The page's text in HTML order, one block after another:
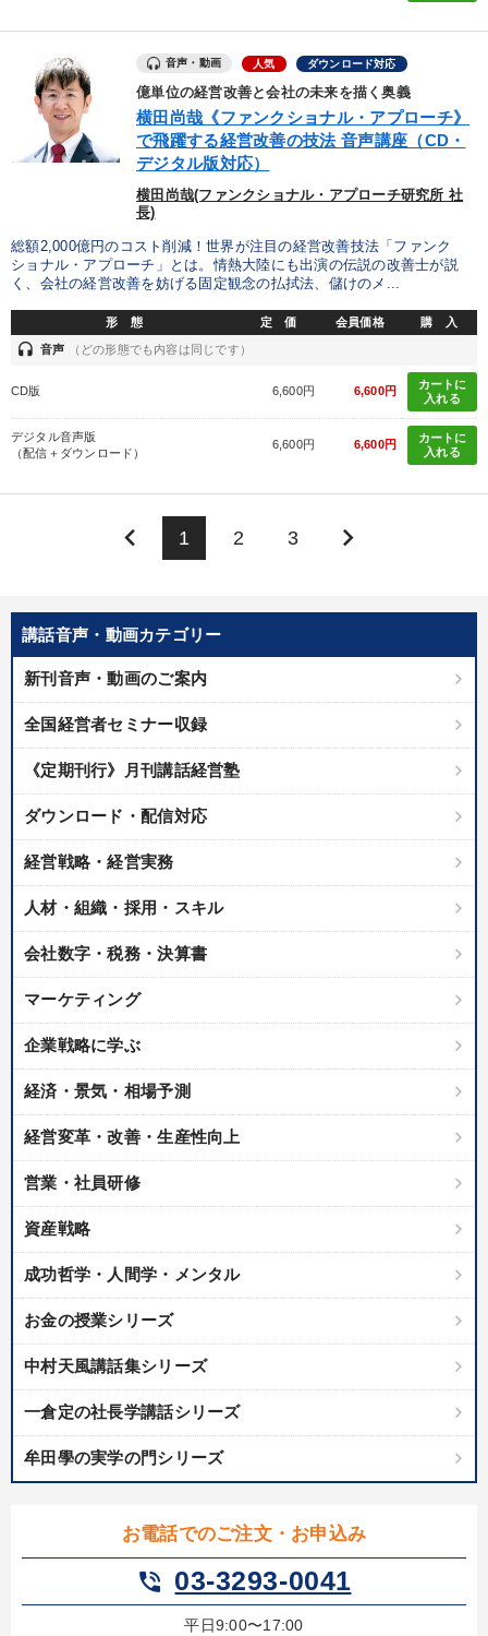
講話音声・動画カテゴリー
新刊音声・動画のご案内
全国経営者セミナー収録
《定期刊行》月刊講話経営塾
ダウンロード・配信対応
経営戦略・経営実務
人材・組織・採用・スキル
会社数字・税務・決算書
マーケティング
企業戦略に学ぶ
経済・景気・相場予測
経営変革・改善・生産性向上
営業・社員研修
資産戦略
成功哲学・人間学・メンタル
お金の授業シリーズ
中村天風講話集シリーズ
一倉定の社長学講話シリーズ
牟田學の実学の門シリーズ
お電話でのご注文・お申込み
phone_in_talk 03-3293-0041
平日9:00〜17:00
音声・動画 人気 ダウンロード対応
億単位の経営改善と会社の未来を描く奥義
横田尚哉《ファンクショナル・アプローチ》
で飛躍する経営改善の技法 音声講座（CD・
デジタル版対応）
横田尚哉(ファンクショナル・アプローチ研究所 社
長)
総額2,000億円のコスト削減！世界が注目の経営改善技法「ファンク
ショナル・アプローチ」とは。情熱大陸にも出演の伝説の改善士が説
く、会社の経営改善を妨げる固定観念の払拭法、儲けのメ...
形 態 定 価 会員価格 購 入
headset 音声 （どの形態でも内容は同じです）
CD版 6,600円 6,600円
カートに
入れる
デジタル音声版
（配信＋ダウンロード）
6,600円 6,600円
カートに
入れる
keyboard_arrow_left 1 2 3 keyboard_arrow_right